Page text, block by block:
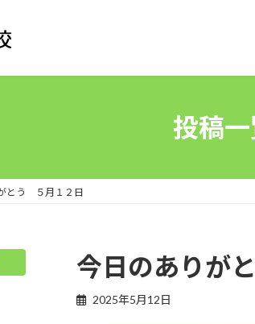
投稿
がとう ５月１２日
今日のあり
2025年5月12日